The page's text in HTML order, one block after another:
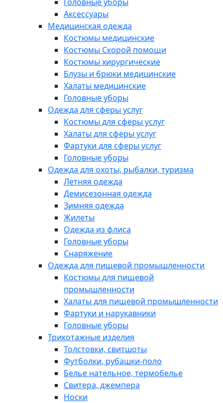
Аксессуары
Медицинская одежда
Костюмы медицинские
Костюмы Скорой помощи
Костюмы хирургические
Блузы и брюки медицинские
Халаты медицинские
Головные уборы
Одежда для сферы услуг
Костюмы для сферы услуг
Халаты для сферы услуг
Фартуки для сферы услуг
Головные уборы
Одежда для охоты, рыбалки, туризма
Летняя одежда
Демисезонная одежда
Зимняя одежда
Жилеты
Одежда из флиса
Головные уборы
Снаряжение
Одежда для пищевой промышленности
Костюмы для пищевой
промышленности
Халаты для пищевой промышленности
Фартуки и нарукавники
Головные уборы
Трикотажные изделия
Толстовки, свитшоты
Футболки, рубашки-поло
Белье нательное, термобелье
Свитера, джемпера
Носки